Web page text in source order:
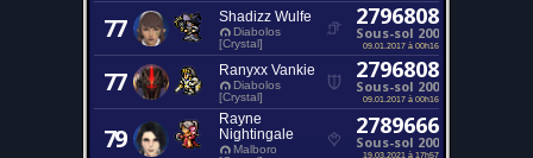
77 Shadizz Wulfe
Diabolos
[Crystal]
2796808
Sous-sol 200
09.01.2017 à 00h16
77 Ranyxx Vankie
Diabolos
[Crystal]
2796808
Sous-sol 200
09.01.2017 à 00h16
79
Rayne
Nightingale
Malboro
2789666
Sous-sol 200
19.03.2021 à 17h57